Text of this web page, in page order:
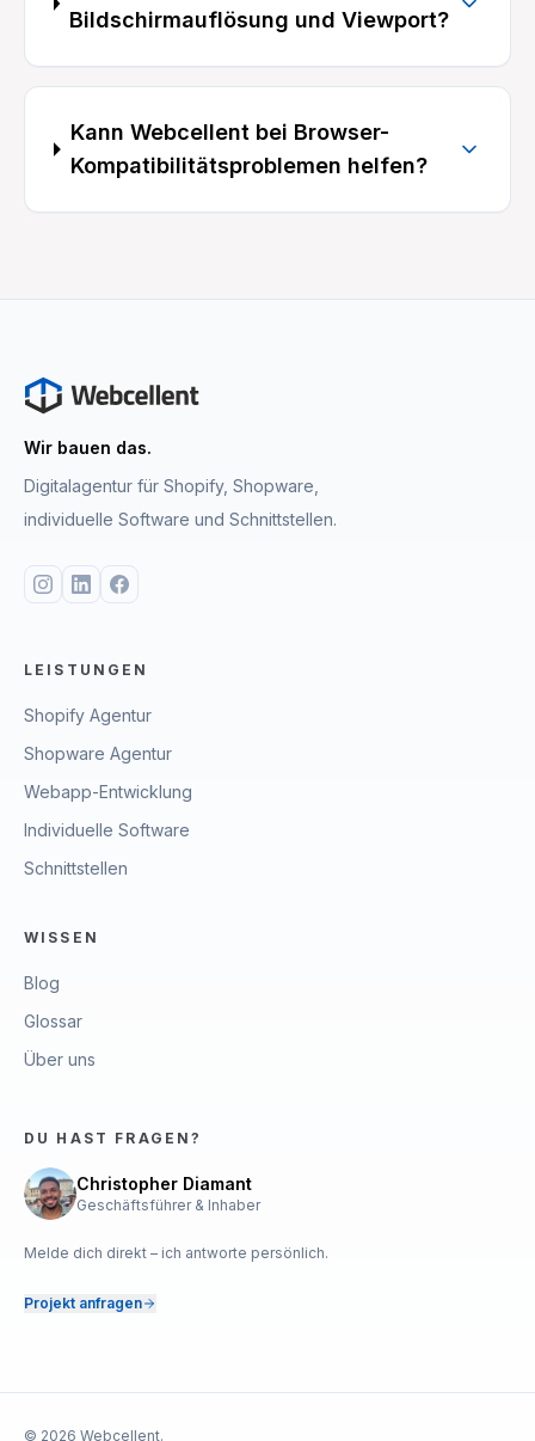
Bildschirmauflösung und Viewport?
Kann Webcellent bei Browser-
Kompatibilitätsproblemen helfen?
Wir bauen das.
Digitalagentur für Shopify, Shopware,
individuelle Software und Schnittstellen.
LEISTUNGEN
Shopify Agentur
Shopware Agentur
Webapp-Entwicklung
Individuelle Software
Schnittstellen
WISSEN
Blog
Glossar
Über uns
DU HAST FRAGEN?
Christopher Diamant
Geschäftsführer & Inhaber
Melde dich direkt – ich antworte persönlich.
Projekt anfragen
© 2026 Webcellent.